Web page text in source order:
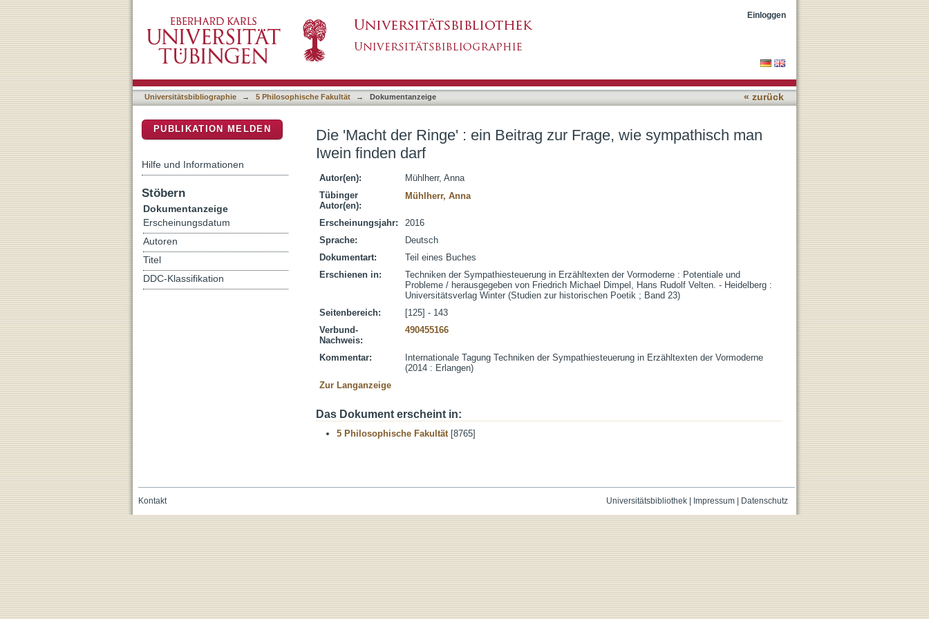
Einloggen
Universitätsbibliographie → 5 Philosophische Fakultät → Dokumentanzeige « zurück
Die 'Macht der Ringe' : ein Beitrag zur Frage, wie sympathisch man
Iwein finden darf
Autor(en):
Mühlherr, Anna
Tübinger
Autor(en):
Mühlherr, Anna
Erscheinungsjahr:
2016
Sprache:
Deutsch
Dokumentart:
Teil eines Buches
Erschienen in:
Techniken der Sympathiesteuerung in Erzähltexten der Vormoderne : Potentiale und
Probleme / herausgegeben von Friedrich Michael Dimpel, Hans Rudolf Velten. - Heidelberg :
Universitätsverlag Winter (Studien zur historischen Poetik ; Band 23)
Seitenbereich:
[125] - 143
Verbund-
Nachweis:
490455166
Kommentar:
Internationale Tagung Techniken der Sympathiesteuerung in Erzähltexten der Vormoderne
(2014 : Erlangen)
Zur Langanzeige
Das Dokument erscheint in:
5 Philosophische Fakultät[8765]
PUBLIKATION MELDEN
Hilfe und Informationen
Stöbern
Dokumentanzeige
Erscheinungsdatum
Autoren
Titel
DDC-Klassifikation
Universitätsbibliothek| Impressum| Datenschutz
Kontakt